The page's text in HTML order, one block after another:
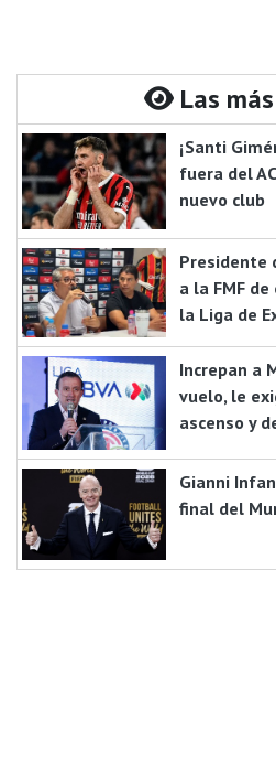
Las
¡Santi
fuera del
nuevo club
Presidente
a la FMF
la Liga de
Increpan a
vuelo, le
ascenso y
Gianni
final del